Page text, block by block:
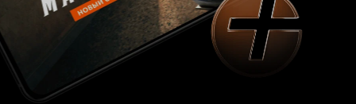
детства комплексовала по поводу своего тела
(она была крупнее других детей, при этом не
толстая, просто крупная), затем похудела, а
растолстела до нынешних размеров после
разрыва отношений, а третья в подросковом
возрасте подверглась домогательствам со
стороны одного из близких ей людей и не была